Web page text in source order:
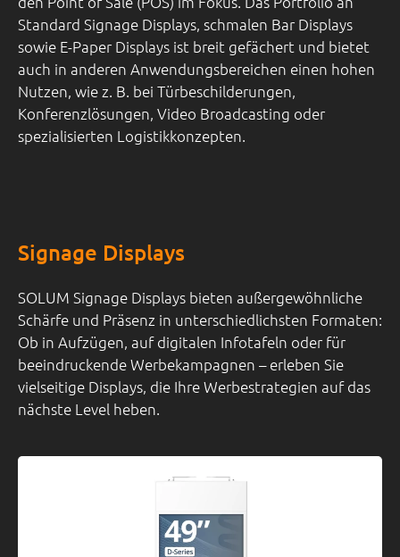
Standard Signage Displays, schmalen Bar Displays
sowie E-Paper Displays ist breit gefächert und bietet
auch in anderen Anwendungsbereichen einen hohen
Nutzen, wie z. B. bei Türbeschilderungen,
Konferenzlösungen, Video Broadcasting oder
spezialisierten Logistikkonzepten.
Signage Displays
SOLUM Signage Displays bieten außergewöhnliche
Schärfe und Präsenz in unterschiedlichsten Formaten:
Ob in Aufzügen, auf digitalen Infotafeln oder für
beeindruckende Werbekampagnen – erleben Sie
vielseitige Displays, die Ihre Werbestrategien auf das
nächste Level heben.